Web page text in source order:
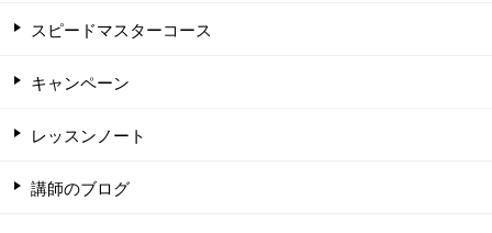
スピードマスターコース
キャンペーン
レッスンノート
講師のブログ